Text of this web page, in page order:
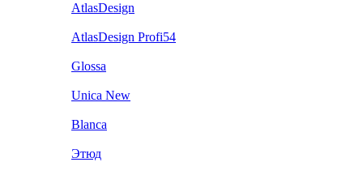
AtlasDesign
AtlasDesign Profi54
Glossa
Unica New
Blanca
Этюд